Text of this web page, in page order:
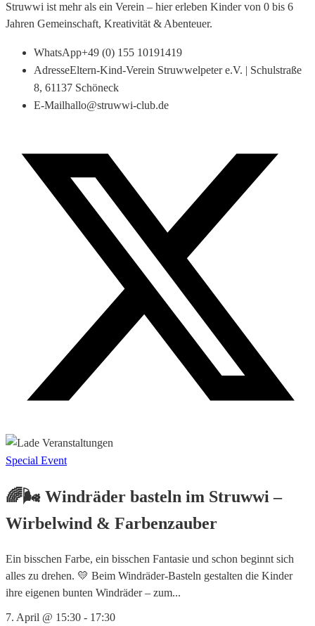
Struwwi ist mehr als ein Verein – hier erleben Kinder von 0 bis 6
Jahren Gemeinschaft, Kreativität & Abenteuer.
WhatsApp+49 (0) 155 10191419
AdresseEltern-Kind-Verein Struwwelpeter e.V. | Schulstraße
8, 61137 Schöneck
E-Mailhallo@struwwi-club.de
Special Event
🌈🌬️ Windräder basteln im Struwwi –
Wirbelwind & Farbenzauber
Ein bisschen Farbe, ein bisschen Fantasie und schon beginnt sich
alles zu drehen. 💛 Beim Windräder-Basteln gestalten die Kinder
ihre eigenen bunten Windräder – zum...
7. April @ 15:30 - 17:30